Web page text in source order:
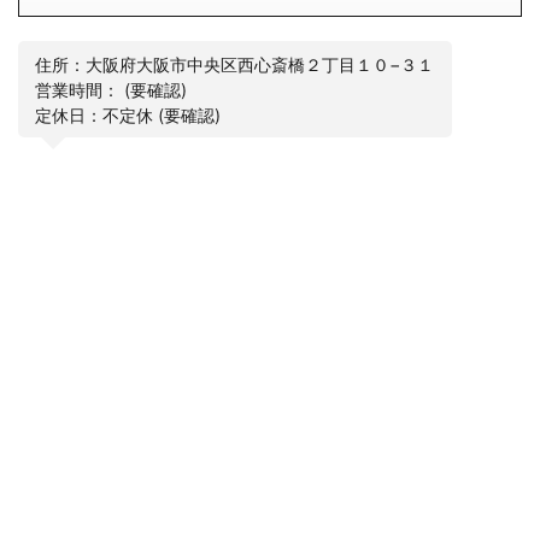
住所：大阪府大阪市中央区西心斎橋２丁目１０−３１
営業時間： (要確認)
定休日：不定休 (要確認)